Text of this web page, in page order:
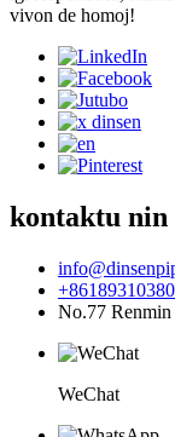
vivon de homoj!
kontaktu nin
No.77
WeChat